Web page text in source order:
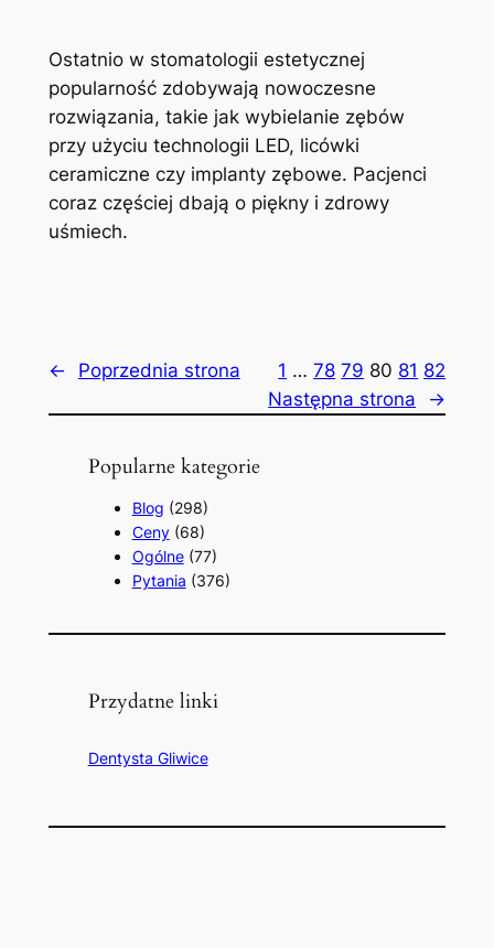
Ostatnio w stomatologii estetycznej
popularność zdobywają nowoczesne
rozwiązania, takie jak wybielanie zębów
przy użyciu technologii LED, licówki
ceramiczne czy implanty zębowe. Pacjenci
coraz częściej dbają o piękny i zdrowy
uśmiech.
← Poprzednia strona 1 … 78 79 80 81 82
Następna strona
→
Popularne kategorie
Blog (298)
Ceny(68)
Ogólne(77)
Pytania (376)
Przydatne linki
Dentysta Gliwice